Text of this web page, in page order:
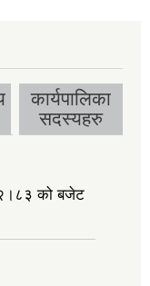
कार्यपालिका
सदस्यहरु
को बजेट